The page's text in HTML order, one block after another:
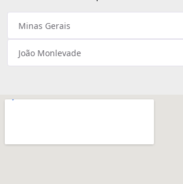
Minas Gerais
João Monlevade